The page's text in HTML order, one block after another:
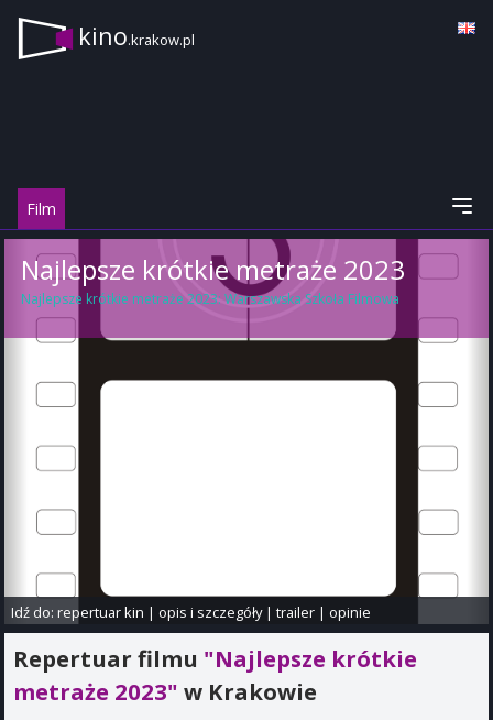
kino.krakow.pl
Film
Najlepsze krótkie metraże 2023
Najlepsze krótkie metraże 2023: Warszawska Szkoła Filmowa
Idź do:repertuar kin |opis i szczegóły|trailer |opinie
Repertuar filmu "Najlepsze krótkie
metraże 2023" w Krakowie